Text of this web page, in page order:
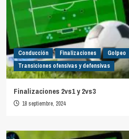
Conducción Finalizaciones Golpeo
Transiciones ofensivas y defensivas
Finalizaciones 2vs1 y 2vs3
18 septiembre, 2024